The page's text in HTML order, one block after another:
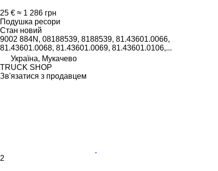
25 € ≈ 1 286 грн
Подушка ресори
Стан новий
9002 884N, 08188539, 8188539, 81.43601.0066,
81.43601.0068, 81.43601.0069, 81.43601.0106,...
Україна, Мукачево
TRUCK SHOP
Зв'язатися з продавцем
2